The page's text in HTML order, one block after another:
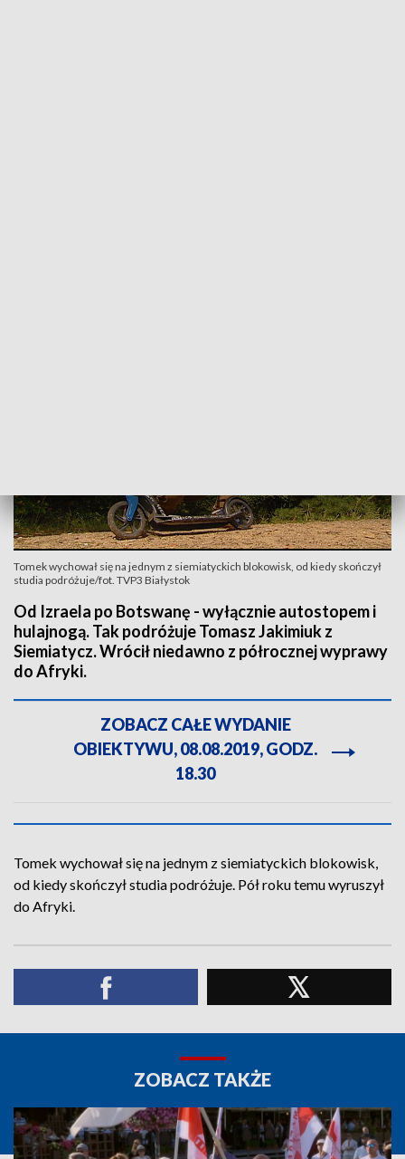
Tomek wychował się na jednym z siemiatyckich blokowisk, od kiedy skończył
studia podróżuje/fot. TVP3 Białystok
Od Izraela po Botswanę - wyłącznie autostopem i
hulajnogą. Tak podróżuje Tomasz Jakimiuk z
Siemiatycz. Wrócił niedawno z półrocznej wyprawy
do Afryki.
ZOBACZ CAŁE WYDANIE
OBIEKTYWU, 08.08.2019, GODZ.
18.30
Tomek wychował się na jednym z siemiatyckich blokowisk,
od kiedy skończył studia podróżuje. Pół roku temu wyruszył
do Afryki.
ZOBACZ TAKŻE